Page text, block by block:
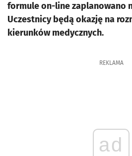
formule on-line zaplanowano
Uczestnicy będą okazję na
kierunków medycznych.
REKLAMA
ad